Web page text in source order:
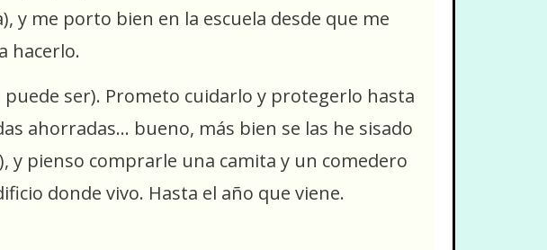
y me porto bien en la escuela desde que me
hacerlo.
ser). Prometo cuidarlo y protegerlo hasta
ahorradas… bueno, más bien se las he sisado
y pienso comprarle una camita y un comedero
donde vivo. Hasta el año que viene.